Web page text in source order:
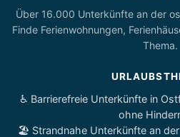
Über 16.000 Unterkünfte an der
Finde Ferienwohnungen,
Thema.
♿ Barrierefreie Unterkünfte in
ohne
🏖️ Strandnahe Unterkünfte an